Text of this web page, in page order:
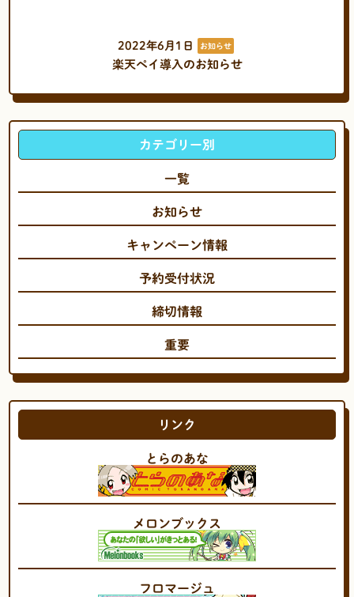
2022年6月1日 お知らせ
楽天ペイ導入のお知らせ
カテゴリー別
一覧
お知らせ
キャンペーン情報
予約受付状況
締切情報
重要
リンク
とらのあな
メロンブックス
フロマージュ